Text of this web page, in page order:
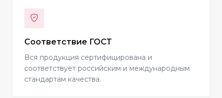
Соответствие ГОСТ
Вся продукция сертифицирована и
соответствует российским и международным
стандартам качества.